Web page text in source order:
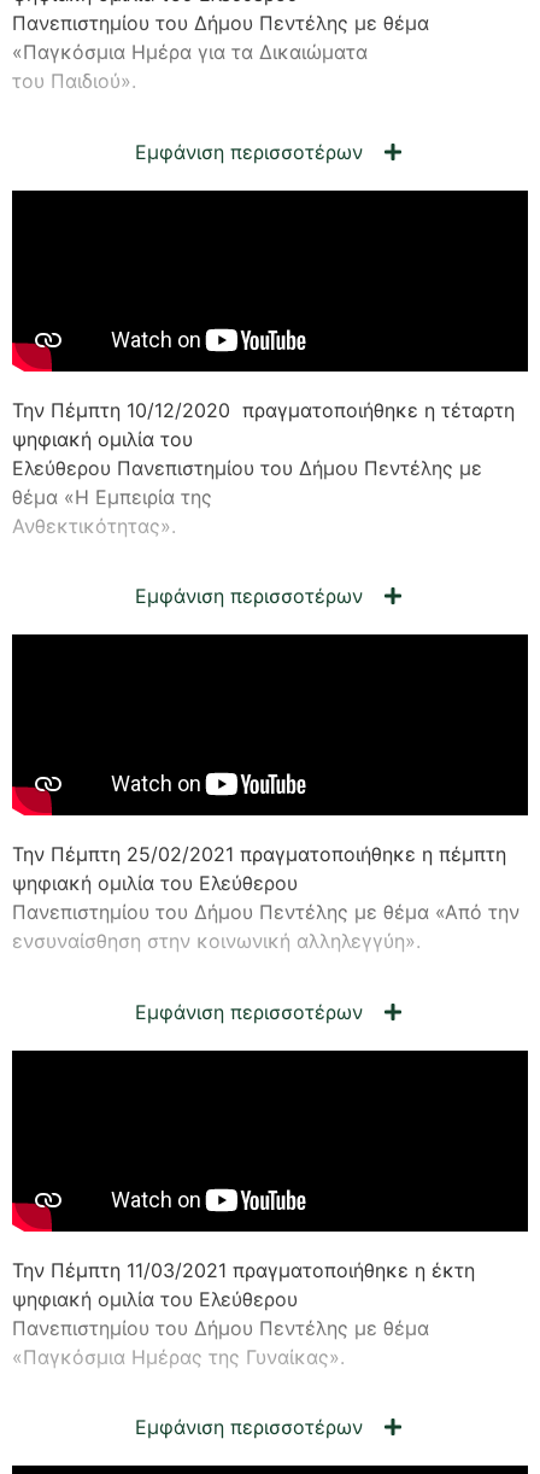
Πανεπιστημίου του Δήμου Πεντέλης με θέμα
«Παγκόσμια Ημέρα για τα Δικαιώματα
του Παιδιού».
Εμφάνιση περισσοτέρων
Την Πέμπτη 10/12/2020 πραγματοποιήθηκε η τέταρτη
ψηφιακή ομιλία του
Ελεύθερου Πανεπιστημίου του Δήμου Πεντέλης με
θέμα «Η Εμπειρία της
Ανθεκτικότητας».
Εμφάνιση περισσοτέρων
Την Πέμπτη 25/02/2021 πραγματοποιήθηκε η πέμπτη
ψηφιακή ομιλία του Ελεύθερου
Πανεπιστημίου του Δήμου Πεντέλης με θέμα «Από την
ενσυναίσθηση στην κοινωνική αλληλεγγύη».
Εμφάνιση περισσοτέρων
Την Πέμπτη 11/03/2021 πραγματοποιήθηκε η έκτη
ψηφιακή ομιλία του Ελεύθερου
Πανεπιστημίου του Δήμου Πεντέλης με θέμα
«Παγκόσμια Ημέρας της Γυναίκας».
Εμφάνιση περισσοτέρων